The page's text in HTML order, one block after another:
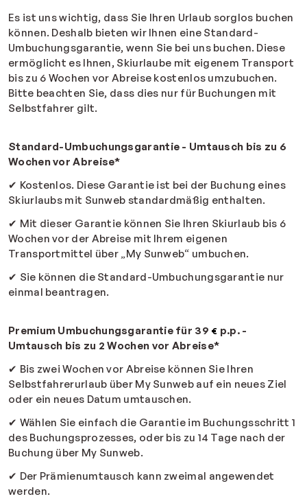
Es ist uns wichtig, dass Sie Ihren Urlaub sorglos buchen
können. Deshalb bieten wir Ihnen eine Standard-
Umbuchungsgarantie, wenn Sie bei uns buchen. Diese
ermöglicht es Ihnen, Skiurlaube mit eigenem Transport
bis zu 6 Wochen vor Abreise kostenlos umzubuchen.
Bitte beachten Sie, dass dies nur für Buchungen mit
Selbstfahrer gilt.
Standard-Umbuchungsgarantie - Umtausch bis zu 6
Wochen vor Abreise*
✔ Kostenlos. Diese Garantie ist bei der Buchung eines
Skiurlaubs mit Sunweb standardmäßig enthalten.
✔ Mit dieser Garantie können Sie Ihren Skiurlaub bis 6
Wochen vor der Abreise mit Ihrem eigenen
Transportmittel über „My Sunweb“ umbuchen.
✔ Sie können die Standard-Umbuchungsgarantie nur
einmal beantragen.
Premium Umbuchungsgarantiefür 39 € p.p. -
Umtausch bis zu 2 Wochen vor Abreise*
✔ Bis zwei Wochen vor Abreise können Sie Ihren
Selbstfahrerurlaub über My Sunweb auf ein neues Ziel
oder ein neues Datum umtauschen.
✔ Wählen Sie einfach die Garantie im Buchungsschritt 1
des Buchungsprozesses, oder bis zu 14 Tage nach der
Buchung über My Sunweb.
✔ Der Prämienumtausch kann zweimal angewendet
werden.